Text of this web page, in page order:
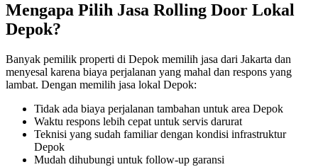
Mengapa Pilih Jasa Rolling Door Lokal
Depok?
Banyak pemilik properti di Depok memilih jasa dari Jakarta dan
menyesal karena biaya perjalanan yang mahal dan respons yang
lambat. Dengan memilih jasa lokal Depok:
Tidak ada biaya perjalanan tambahan untuk area Depok
Waktu respons lebih cepat untuk servis darurat
Teknisi yang sudah familiar dengan kondisi infrastruktur
Depok
Mudah dihubungi untuk follow-up garansi